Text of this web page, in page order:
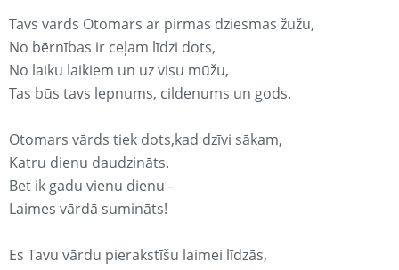
Tavs vārds Otomars ar pirmās dziesmas žūžu,
No bērnības ir ceļam līdzi dots,
No laiku laikiem un uz visu mūžu,
Tas būs tavs lepnums, cildenums un gods.
Otomars vārds tiek dots,kad dzīvi sākam,
Katru dienu daudzināts.
Bet ik gadu vienu dienu -
Laimes vārdā sumināts!
Es Tavu vārdu pierakstīšu laimei līdzās,